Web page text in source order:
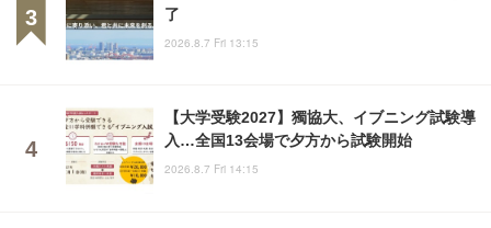
了
2026.8.7 Fri 13:15
【大学受験2027】獨協大、イブニング試験導
入…全国13会場で夕方から試験開始
2026.8.7 Fri 14:15